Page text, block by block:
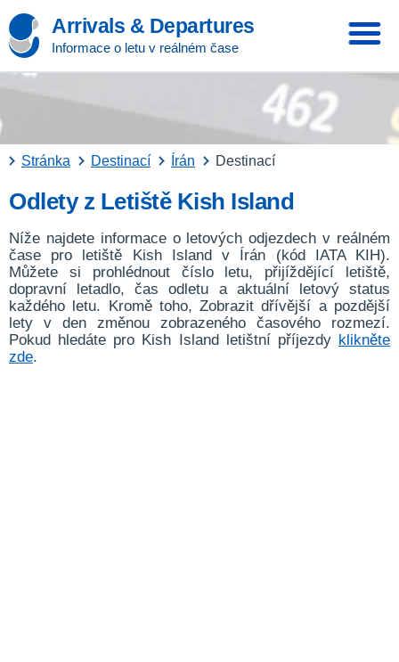
Arrivals & Departures
Informace o letu v reálném čase
Stránka Destinací Írán Destinací
Odlety z Letiště Kish Island
Níže najdete informace o letových odjezdech v reálném
čase pro letiště Kish Island v Írán (kód IATA KIH).
Můžete si prohlédnout číslo letu, přijíždějící letiště,
dopravní letadlo, čas odletu a aktuální letový status
každého letu. Kromě toho, Zobrazit dřívější a pozdější
lety v den změnou zobrazeného časového rozmezí.
Pokud hledáte pro Kish Island letištní příjezdy klikněte
zde.